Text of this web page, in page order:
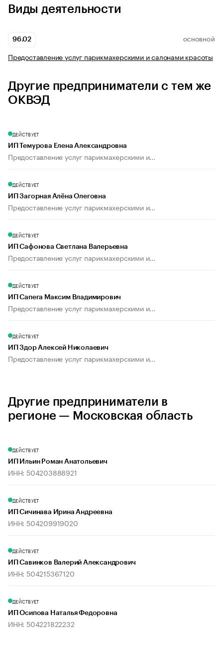
Виды деятельности
96.02 ОСНОВНОЙ
Предоставление услуг парикмахерскими и салонами красоты
Другие предприниматели с тем же
ОКВЭД
ДЕЙСТВУЕТ
ИП Темурова Елена Александровна
Предоставление услуг парикмахерскими и...
ДЕЙСТВУЕТ
ИП Загорная Алёна Олеговна
Предоставление услуг парикмахерскими и...
ДЕЙСТВУЕТ
ИП Сафонова Светлана Валерьевна
Предоставление услуг парикмахерскими и...
ДЕЙСТВУЕТ
ИП Сапега Максим Владимирович
Предоставление услуг парикмахерскими и...
ДЕЙСТВУЕТ
ИП Здор Алексей Николаевич
Предоставление услуг парикмахерскими и...
Другие предприниматели в
регионе — Московская область
ДЕЙСТВУЕТ
ИП Ильин Роман Анатольевич
ИНН: 504203888921
ДЕЙСТВУЕТ
ИП Сичинава Ирина Андреевна
ИНН: 504209919020
ДЕЙСТВУЕТ
ИП Савинков Валерий Александрович
ИНН: 504215367120
ДЕЙСТВУЕТ
ИП Осипова Наталья Федоровна
ИНН: 504221822232